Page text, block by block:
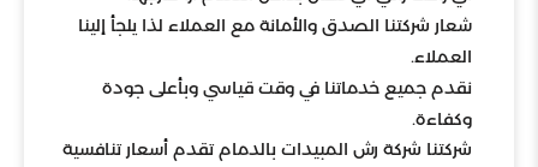
شعار شركتنا الصدق والأمانة مع العملاء لذا يلجأ إلينا
العملاء.
نقدم جميع خدماتنا في وقت قياسي وبأعلى جودة
وكفاءة.
شركتنا شركة رش المبيدات بالدمام تقدم أسعار تنافسية